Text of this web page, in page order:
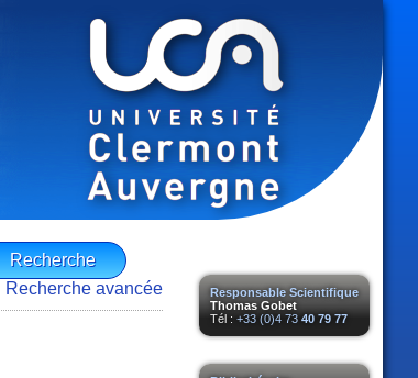
Responsable Scientifique
Thomas Gobet
Tél : +33 (0)4 73 40 79 77
Recherche avancée